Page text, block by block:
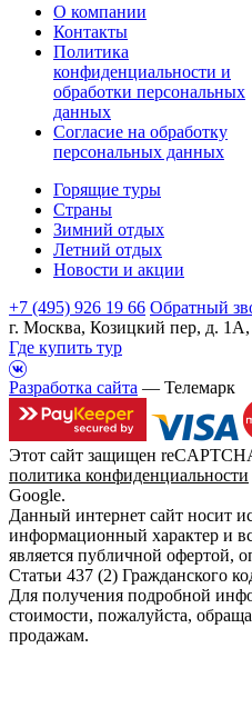
О компании
Контакты
Политика
конфиденциальности и
обработки персональных
данных
Согласие на обработку
персональных данных
Горящие туры
Страны
Зимний отдых
Летний отдых
Новости и акции
+7 (495) 926 19 66 Обратный
г. Москва, Козицкий пер, д.
Где купить тур
Разработка сайта — Телемарк
Этот сайт защищен
политика конфиденциальности
Google.
Данный интернет сайт носит
информационный характер и
является публичной офертой,
Статьи 437 (2) Гражданского
Для получения подробной
стоимости, пожалуйста,
продажам.